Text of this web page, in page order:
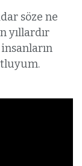
söze ne
yıllardır